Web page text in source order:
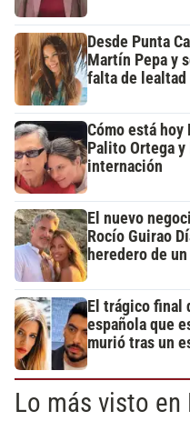
Desde Punta
Martín Pepa y
falta de
Cómo está hoy
Palito Ortega y
internación
El nuevo
Rocío Guirao
heredero de
El trágico final
española que
murió tras un
Lo más visto en